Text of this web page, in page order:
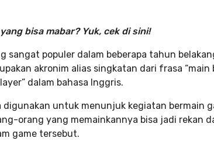
bisa mabar? Yuk, cek di sini!
sangat populer dalam beberapa tahun
akronim alias singkatan dari frasa “main
dalam bahasa Inggris.
digunakan untuk menunjuk kegiatan bermain
orang yang memainkannya bisa jadi rekan
game tersebut.